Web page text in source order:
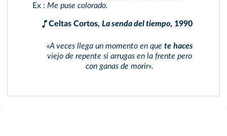
Ex : Me puse colorado.
Celtas Cortos, La senda del tiempo, 1990
«A veces llega un momento en que te haces
viejo de repente si arrugas en la frente pero
con ganas de morir».